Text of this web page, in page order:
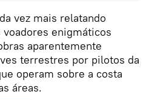
vez mais relatando
enigmáticos
aparentemente
terrestres por pilotos da
operam sobre a costa
áreas.